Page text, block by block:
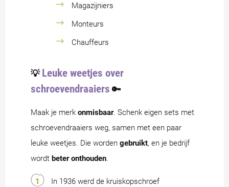
Magazijniers
Monteurs
Chauffeurs
💡 Leuke weetjes over
schroevendraaiers 🔑
Maak je merk onmisbaar. Schenk eigen sets met
schroevendraaiers weg, samen met een paar
leuke weetjes. Die worden gebruikt, en je bedrijf
wordt beter onthouden.
In 1936 werd de kruiskopschroef